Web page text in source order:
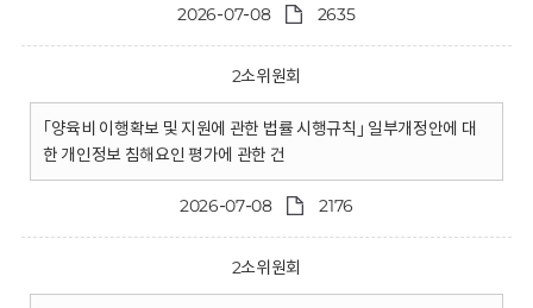
2026-07-08 2635
2소위원회
｢양육비 이행확보 및 지원에 관한 법률 시행규칙｣ 일부개정안에 대
한 개인정보 침해요인 평가에 관한 건
2026-07-08 2176
2소위원회